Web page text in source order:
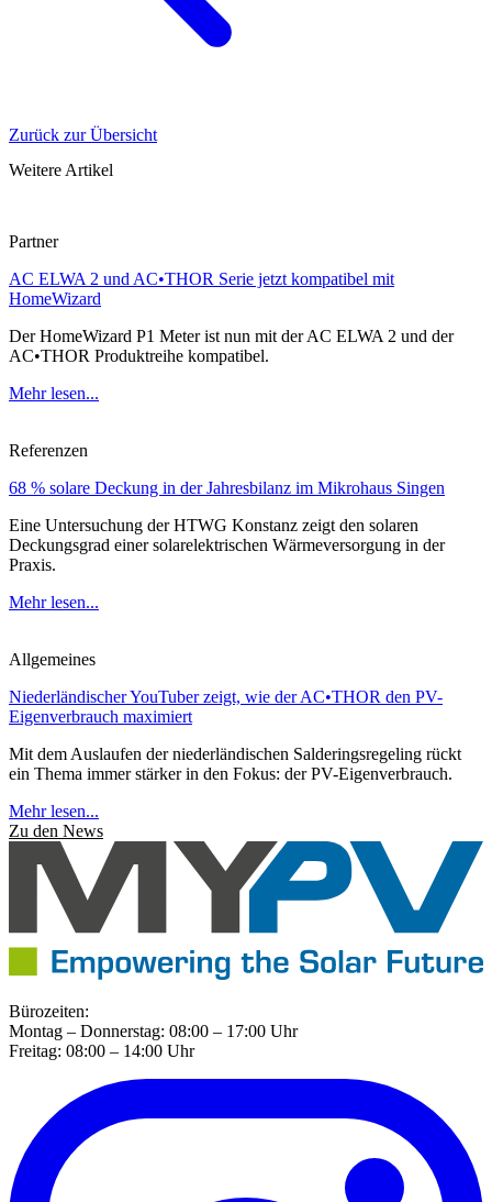
Zurück zur Übersicht
Weitere Artikel
Partner
AC ELWA 2 und AC•THOR Serie jetzt kompatibel mit
HomeWizard
Der HomeWizard P1 Meter ist nun mit der AC ELWA 2 und der
AC•THOR Produktreihe kompatibel.
Mehr lesen...
Referenzen
68 % solare Deckung in der Jahresbilanz im Mikrohaus Singen
Eine Untersuchung der HTWG Konstanz zeigt den solaren
Deckungsgrad einer solarelektrischen Wärmeversorgung in der
Praxis.
Mehr lesen...
Allgemeines
Niederländischer YouTuber zeigt, wie der AC•THOR den PV-
Eigenverbrauch maximiert
Mit dem Auslaufen der niederländischen Salderingsregeling rückt
ein Thema immer stärker in den Fokus: der PV-Eigenverbrauch.
Mehr lesen...
Zu den News
Bürozeiten:
Montag – Donnerstag: 08:00 – 17:00 Uhr
Freitag: 08:00 – 14:00 Uhr